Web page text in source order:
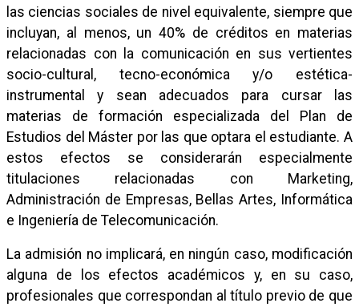
las ciencias sociales de nivel equivalente, siempre que
incluyan, al menos, un 40% de créditos en materias
relacionadas con la comunicación en sus vertientes
socio-cultural, tecno-económica y/o estética-
instrumental y sean adecuados para cursar las
materias de formación especializada del Plan de
Estudios del Máster por las que optara el estudiante. A
estos efectos se considerarán especialmente
titulaciones relacionadas con Marketing,
Administración de Empresas, Bellas Artes, Informática
e Ingeniería de Telecomunicación.
La admisión no implicará, en ningún caso, modificación
alguna de los efectos académicos y, en su caso,
profesionales que correspondan al título previo de que